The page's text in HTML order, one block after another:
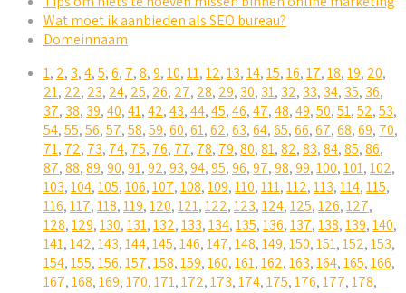
Wat moet ik aanbieden als SEO bureau?
Domeinnaam
1, 2, 3,4,5,6, 7,8,9,10,11,12,13,14,15,16,17,18,19, 20,
21, 22, 23, 24, 25, 26, 27, 28, 29, 30, 31, 32, 33, 34, 35, 36,
37, 38, 39,40,41,42,43,44,45,46,47,48,49,50,51,52,53,
54,55,56,57,58,59,60,61,62,63,64,65,66,67,68,69, 70,
71, 72, 73, 74, 75, 76, 77, 78, 79,80,81,82,83,84,85,86,
87,88,89,90,91,92,93,94,95,96,97,98,99,100,101,102,
103,104,105,106,107,108,109,110,111,112,113,114,115,
116,117,118,119,120,121,122,123,124,125,126,127,
128,129,130,131,132,133,134,135,136,137,138,139,140,
141,142,143,144,145,146,147,148,149,150,151,152,153,
154,155,156,157,158,159,160,161,162,163,164,165,166,
167,168,169,170,171,172,173,174,175,176,177,178,